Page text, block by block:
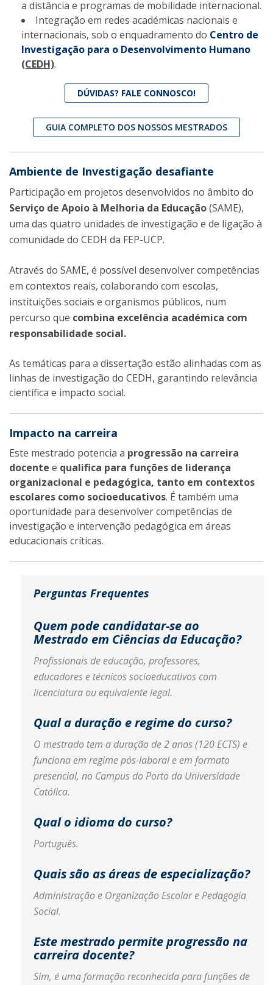
a distância e programas de mobilidade internacional.
Integração em redes académicas nacionais e
internacionais, sob o enquadramento do Centro de
Investigação para o Desenvolvimento Humano
(CEDH).
DÚVIDAS? FALE CONNOSCO!
GUIA COMPLETO DOS NOSSOS MESTRADOS
Ambiente de Investigação desafiante
Participação em projetos desenvolvidos no âmbito do
Serviço de Apoio à Melhoria da Educação(SAME),
uma das quatro unidades de investigação e de ligação à
comunidade do CEDH da FEP-UCP.
Através do SAME, é possível desenvolver competências
em contextos reais, colaborando com escolas,
instituições sociais e organismos públicos, num
percurso que combina excelência académica com
responsabilidade social.
As temáticas para a dissertação estão alinhadas com as
linhas de investigação do CEDH, garantindo relevância
científica e impacto social.
Impacto na carreira
Este mestrado potencia a progressão na carreira
docente e qualifica para funções de liderança
organizacional e pedagógica, tanto em contextos
escolares como socioeducativos. É também uma
oportunidade para desenvolver competências de
investigação e intervenção pedagógica em áreas
educacionais críticas.
Perguntas Frequentes
Quem pode candidatar-se ao
Mestrado em Ciências da Educação?
Profissionais de educação, professores,
educadores e técnicos socioeducativos com
licenciatura ou equivalente legal.
Qual a duração e regime do curso?
O mestrado tem a duração de 2 anos (120 ECTS) e
funciona em regime pós-laboral e em formato
presencial, no Campus do Porto da Universidade
Católica.
Qual o idioma do curso?
Português.
Quais são as áreas de especialização?
Administração e Organização Escolar e Pedagogia
Social.
Este mestrado permite progressão na
carreira docente?
Sim, é uma formação reconhecida para funções de